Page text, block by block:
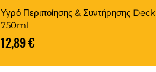
Υγρό Περιποίησης & Συντήρησης Deck
750ml
Τιμή
12,89 €